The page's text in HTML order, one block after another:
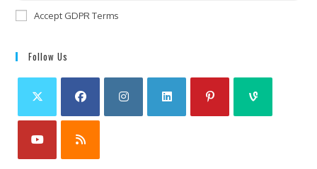
Accept GDPR Terms
Follow Us